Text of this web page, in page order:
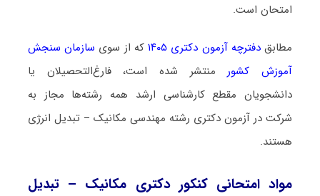
امتحان است.
مطابقدفترچه آزمون دکتری ۱۴۰۵ که از سوی سازمان سنجش
آموزش کشورمنتشر شده است، فارغ‌التحصیلان یا
دانشجویان مقطع کارشناسی ارشد همه رشته‌ها مجاز به
شرکت در آزمون دکتری رشته مهندسی مکانیک – تبدیل انرژی
هستند.
مواد امتحانی کنکور دکتری مکانیک – تبدیل